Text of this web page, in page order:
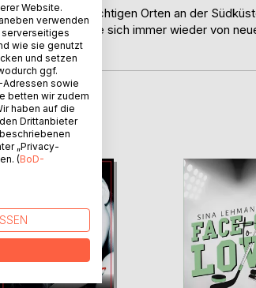
geschichtsträchtigen Orten an der
und lassen Sie sich immer wieder von
BoD
Website.
verwenden
serverseitiges
wie sie genutzt
und setzen
ggf.
Adressen sowie
betten wir zudem
haben auf die
Drittanbieter
„Privacy-
(BoD-